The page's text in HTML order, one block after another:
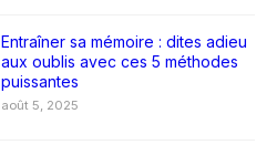
Entraîner sa mémoire : dites adieu
aux oublis avec ces 5 méthodes
puissantes
août 5, 2025